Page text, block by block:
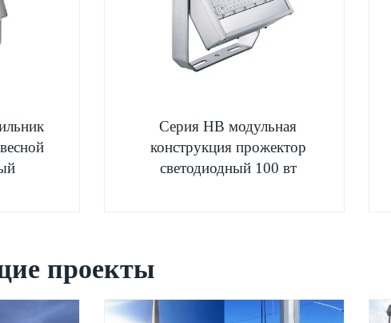
Серия HB модульная
конструкция прожектор
светодиодный 100 вт
проекты